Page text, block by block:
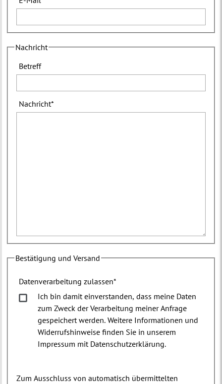
Nachricht
Betreff
Nachricht*
Bestätigung und Versand
Datenverarbeitung zulassen*
Ich bin damit einverstanden, dass meine Daten
zum Zweck der Verarbeitung meiner Anfrage
gespeichert werden. Weitere Informationen und
Widerrufshinweise finden Sie in unserem
Impressum mit Datenschutzerklärung.
Zum Ausschluss von automatisch übermittelten